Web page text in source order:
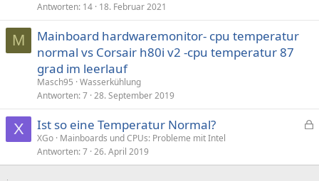
Antworten 14 18. Februar 2021
M
Mainboard hardwaremonitor- cpu temperatur
normal vs Corsair h80i v2 -cpu temperatur 87
grad im leerlauf
Masch95 Wasserkühlung
Antworten 7 28. September 2019
X
p
Ist so eine Temperatur Normal?
XGo Mainboards und CPUs: Probleme mit Intel
Antworten 7 26. April 2019